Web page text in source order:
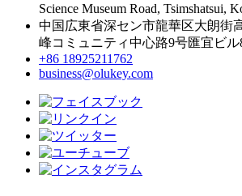
Science Museum Road, Tsimshatsui,
中国広東省深セン市龍華区大朗街
峰コミュニティ中心路9号匯宜ビル
+86 18925211762
business@olukey.com